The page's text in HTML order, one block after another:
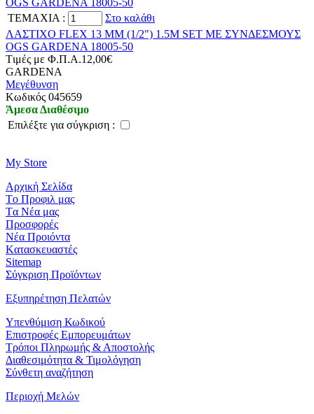
TEMAXIA :
Στο καλάθι
ΛΑΣΤΙΧΟ FLEX 13 MM (1/2") 1.5Μ SET ΜΕ ΣΥΝΔΕΣΜΟΥΣ
OGS GARDENA 18005-50
Tιμές με Φ.Π.Α.12,00€
GARDENA
Μεγέθυνση
Kωδικός 045659
Άμεσα Διαθέσιμο
Eπιλέξτε για σύγκριση :
Μy Store
Aρχική Σελίδα
Tο Προφιλ μας
Tα Νέα μας
Προσφορές
Νέα Προιόντα
Kατασκευαστές
Sitemap
Σύγκριση Προϊόντων
Εξυπηρέτηση Πελατών
Yπενθύμιση Κωδικού
Επιστροφές Εμπορευμάτων
Τρόποι Πληρωμής & Αποστολής
Διαθεσιμότητα & Τιμολόγηση
Σύνθετη αναζήτηση
Περιοχή Mελών